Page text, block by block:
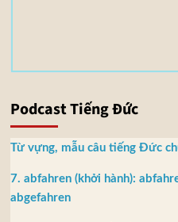
Podcast Tiếng Đức
Từ vựng, mẫu câu tiếng Đức
7. abfahren (khởi hành):
abgefahren